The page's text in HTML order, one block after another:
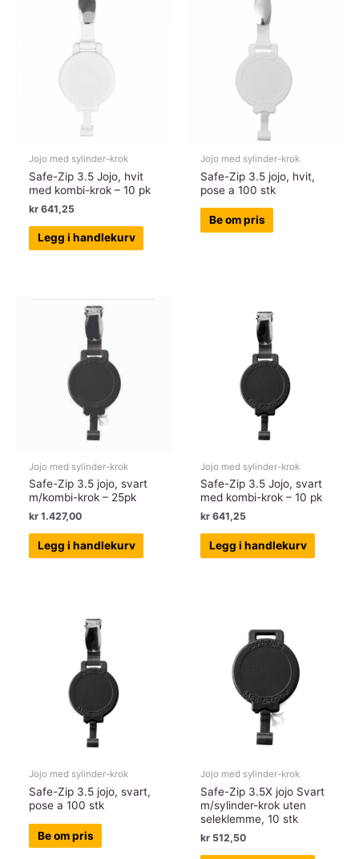
Jojo med sylinder-krok
Safe-Zip 3.5 Jojo, hvit
med kombi-krok – 10 pk
kr 641,25
Legg i handlekurv
Jojo med sylinder-krok
Safe-Zip 3.5 jojo, hvit,
pose a 100 stk
Be om pris
Jojo med sylinder-krok
Safe-Zip 3.5 jojo, svart
m/kombi-krok – 25pk
kr 1.427,00
Legg i handlekurv
Jojo med sylinder-krok
Safe-Zip 3.5 Jojo, svart
med kombi-krok – 10 pk
kr 641,25
Legg i handlekurv
Jojo med sylinder-krok
Safe-Zip 3.5 jojo, svart,
pose a 100 stk
Be om pris
Jojo med sylinder-krok
Safe-Zip 3.5X jojo Svart
m/sylinder-krok uten
seleklemme, 10 stk
kr 512,50